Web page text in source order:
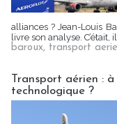
alliances ? Jean-Louis
livre son analyse. C’était, il
baroux, transport
Transport aérien :
technologique ?